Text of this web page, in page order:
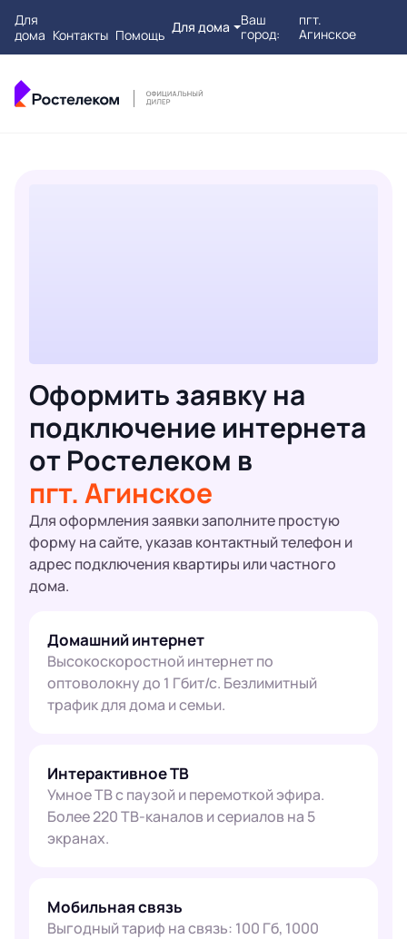
Для
дома Контакты Помощь Для дома
Ваш
город:
пгт.
Агинское
Оформить заявку на
подключение интернета
от Ростелеком в
пгт. Агинское
Для оформления заявки заполните простую
форму на сайте, указав контактный телефон и
адрес подключения квартиры или частного
дома.
Домашний интернет
Высокоскоростной интернет по
оптоволокну до 1 Гбит/с. Безлимитный
трафик для дома и семьи.
Интерактивное ТВ
Умное ТВ с паузой и перемоткой эфира.
Более 220 ТВ-каналов и сериалов на 5
экранах.
Мобильная связь
Выгодный тариф на связь: 100 Гб, 1000